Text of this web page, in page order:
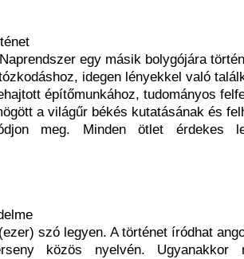
egy másik bolygójára
idegen lényekkel való
építőmunkához, tudományos
a világűr békés kutatásának és
meg. Minden ötlet érdekes
szó legyen. A történet íródhat
közös nyelvén. Ugyanakkor